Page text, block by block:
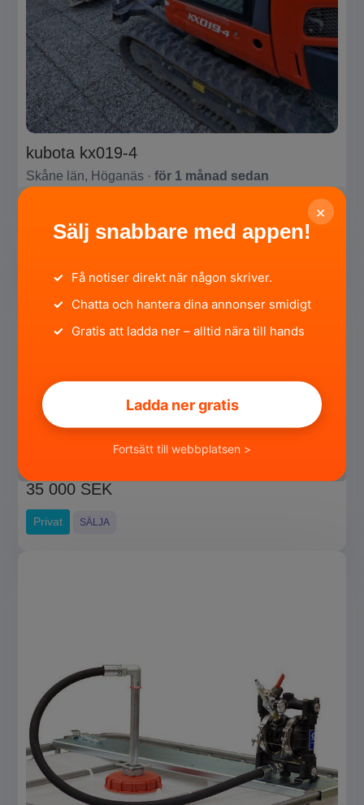
kubota kx019-4
Skåne län, Höganäs · för 1 månad sedan
Privat HÖGSTBJUDANDE SÄLJA
JCB 7 GRÄVMASKIN
Västerbottens län, Umeå · för 2 månader sedan
35 000 SEK
Privat SÄLJA
×
Sälj snabbare med appen!
✓ Få notiser direkt när någon skriver.
✓ Chatta och hantera dina annonser smidigt
✓ Gratis att ladda ner – alltid nära till hands
Ladda ner gratis
Fortsätt till webbplatsen >